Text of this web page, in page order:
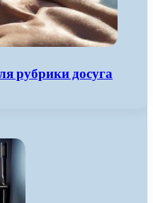
рубрики досуга